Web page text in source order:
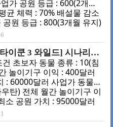
광 열차(목재 롤러코스터)
둬도 잘 인기 좋습니다.ㅎ
우리로 말이 몇 마리 들어
메인로드. 다른 곳에 비해
양입..
가 공원 등급 : 600(2개월
균 체력 : 70% 배설물 감소
공원 등급 : 800(3개월 유지)
: 90% VIP(스미스 소령) :
낮음), 동물조망대 5곳 2. 처
무울타리인데 코뿔소가! 2
. 하지만 얼룩말 한 마리;;;
데 고릴라가 있음;;; 4번은
말이 있습니다. 5번은 월링
잘 나서 그렇지 인기는 짱 6
대. 역시 인기가 좋습니다.
드입니다. 조망대를 위해
를 만들어야 하므로 메인
[롤러코스터 타이쿤 3 와일드] 시나리오 04 - 롤러코스터 오디세이
초보자 동물 종류 : 10(침
놀이기구 이익 : 400달러
: 60000달러 사업가 동물
탄) 전체 월간 놀이기구 이
소 공원 가치 : 95000달러
: 30(고릴라) 전체 월간
: 700달러 최소 공원 가치 :